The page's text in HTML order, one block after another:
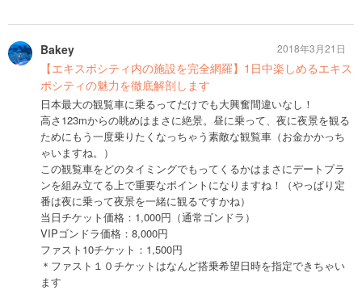
Bakey
【エキスポシティ内の施設を完全網羅】1日中楽しめるエキス
ポシティの魅力を徹底解剖します
日本最大の観覧車に乗るってだけでも大興奮間違いなし！
高さ123mからの眺めはまさに絶景。昼に乗って、夜に夜景を観る
ためにもう一度乗りたくなっちゃう素敵な観覧車（お金かかっち
ゃいますね。）
この観覧車をどのタイミングでもってくるかはまさにデートプラ
ンを組み立てる上で重要なポイントになりますね！（やっぱり定
番は夜に乗って夜景を一緒に観るですかね）
当日チケット価格：1,000円（通常ゴンドラ）
VIPゴンドラ価格：8,000円
ファスト10チケット：1,500円
＊ファスト１０チケットはなんど搭乗希望日時を指定できちゃい
ます
2018年3月21日